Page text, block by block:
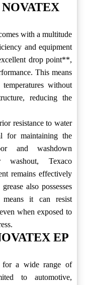
NOVATEX
with a multitude
and equipment
drop point**,
This means
without
reducing the
resistance to water
for maintaining the
and washdown
washout, Texaco
remains effectively
also possesses
it can resist
when exposed to
EP
for a wide range of
to automotive,